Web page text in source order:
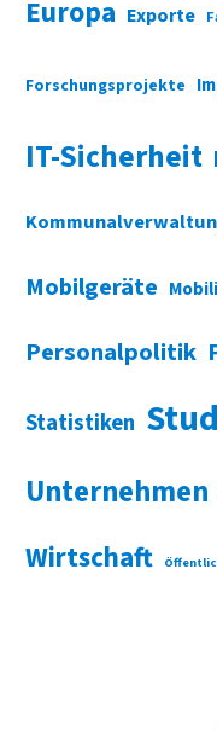
Europa Exporte
Forschungsprojekte
IT-Sicherheit
Mobilgeräte
Personalpolitik
Statistiken
Unternehmen
Wirtschaft